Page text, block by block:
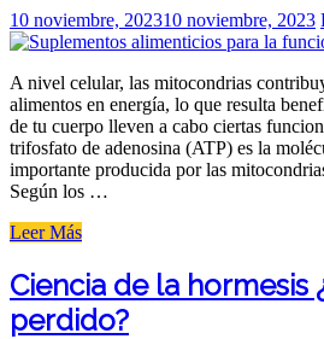
el
estreñimiento
durante
el
embarazo»
Posted
on
10 noviembre, 202310 noviembre, 2023
A nivel celular, las mitocondrias
alimentos en energía, lo que resulta
de tu cuerpo lleven a cabo ciertas
trifosfato de adenosina (ATP) es la
importante producida por las
Según los …
Leer Más«Los
suplementos
alimenticios
para
Ciencia de la hormesis
perdido?